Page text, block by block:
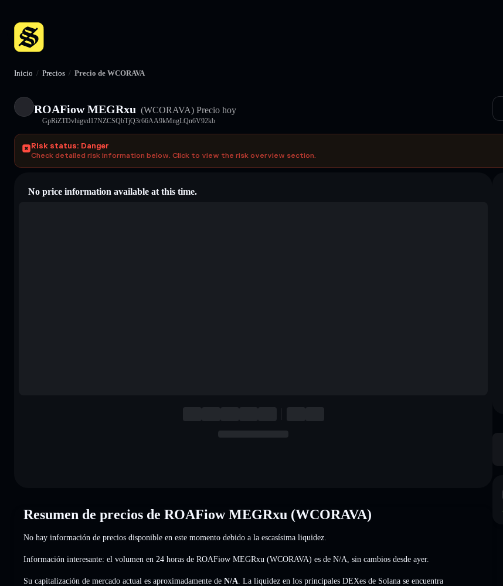
Inicio / Precios / Precio de WCORAVA
ROAFiow MEGRxu (WCORAVA) Precio hoy
GpRiZTDvhigvd17NZCSQbTjQ3r66AA9kMngLQn6V92kb
Risk status: Danger
Check detailed risk information below. Click to view the risk overview section.
No price information available at this time.
Resumen de precios de ROAFiow MEGRxu (WCORAVA)
No hay información de precios disponible en este momento debido a la escasísima liquidez.
Información interesante: el volumen en 24 horas de ROAFiow MEGRxu (WCORAVA) es de N/A sin cambios desde ayer.
Su capitalización de mercado actual es aproximadamente de N/A . La liquidez en los principales DEXes de Solana se encuentra